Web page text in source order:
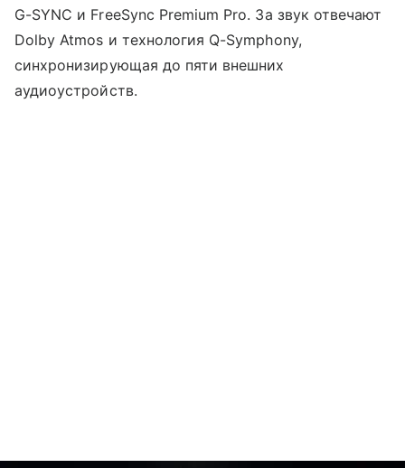
G-SYNC и FreeSync Premium Pro. За звук отвечают
Dolby Atmos и технология Q-Symphony,
синхронизирующая до пяти внешних
аудиоустройств.